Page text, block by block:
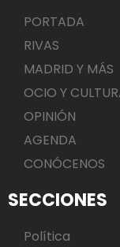
PORTADA
RIVAS
MADRID Y MÁS
OCIO Y
OPINIÓN
AGENDA
CONÓCENOS
SECCIONES
Política